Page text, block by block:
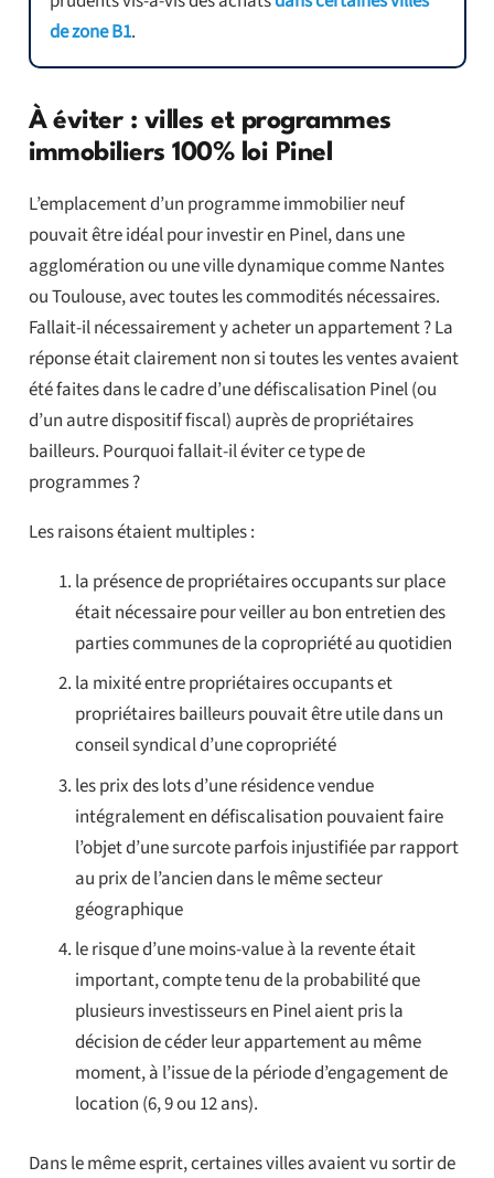
de zone B1.
À éviter : villes et programmes
immobiliers 100% loi Pinel
L’emplacement d’un programme immobilier neuf
pouvait être idéal pour investir en Pinel, dans une
agglomération ou une ville dynamique comme Nantes
ou Toulouse, avec toutes les commodités nécessaires.
Fallait-il nécessairement y acheter un appartement ? La
réponse était clairement non si toutes les ventes avaient
été faites dans le cadre d’une défiscalisation Pinel (ou
d’un autre dispositif fiscal) auprès de propriétaires
bailleurs. Pourquoi fallait-il éviter ce type de
programmes ?
Les raisons étaient multiples :
la présence de propriétaires occupants sur place
était nécessaire pour veiller au bon entretien des
parties communes de la copropriété au quotidien
la mixité entre propriétaires occupants et
propriétaires bailleurs pouvait être utile dans un
conseil syndical d’une copropriété
les prix des lots d’une résidence vendue
intégralement en défiscalisation pouvaient faire
l’objet d’une surcote parfois injustifiée par rapport
au prix de l’ancien dans le même secteur
géographique
le risque d’une moins-value à la revente était
important, compte tenu de la probabilité que
plusieurs investisseurs en Pinel aient pris la
décision de céder leur appartement au même
moment, à l’issue de la période d’engagement de
location (6, 9 ou 12 ans).
Dans le même esprit, certaines villes avaient vu sortir de